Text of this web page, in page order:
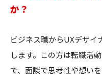
か？
ビジネス職からUXデザイ
します。この方は転職活
で、面談で思考性や想い